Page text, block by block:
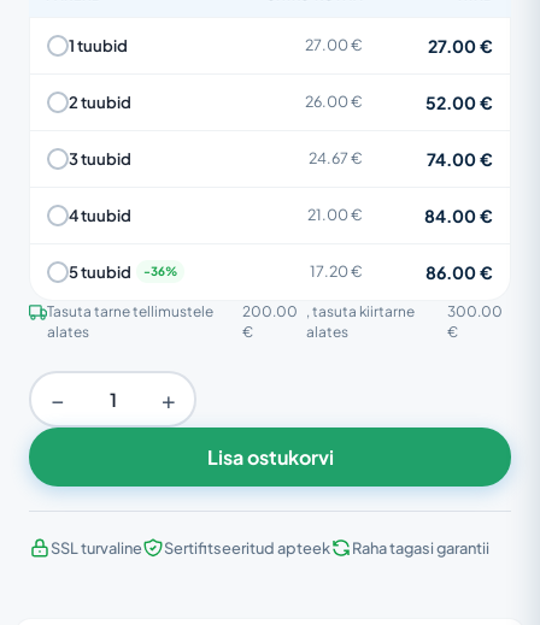
1 tuubid 27.00 € 27.00 €
2 tuubid 26.00 € 52.00 €
3 tuubid 24.67 € 74.00 €
4 tuubid 21.00 € 84.00 €
5 tuubid 17.20 € 86.00 €
Tasuta tarne tellimustele
alates
200.00
€
, tasuta kiirtarne
alates
300.00
€
− +
Lisa ostukorvi
SSL turvaline Sertifitseeritud apteek Raha tagasi garantii